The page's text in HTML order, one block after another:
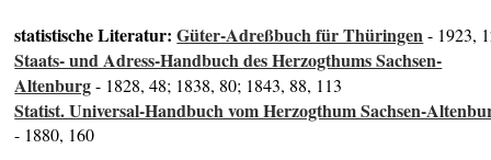
statistische Literatur:Güter-Adreßbuch für Thüringen- 1923,
Staats- und Adress-Handbuch des Herzogthums Sachsen-
Altenburg- 1828, 48; 1838, 80; 1843, 88, 113
Statist. Universal-Handbuch vom Herzogthum Sachsen-
- 1880, 160